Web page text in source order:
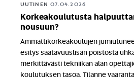
UUTINEN 07.04.2026
Korkeakoulutusta
nousuun?
Ammattikorkeakoulujen
esitys saatavuuslisän poistosta
merkittävästi tekniikan alan
koulutuksen tasoa. Tilanne